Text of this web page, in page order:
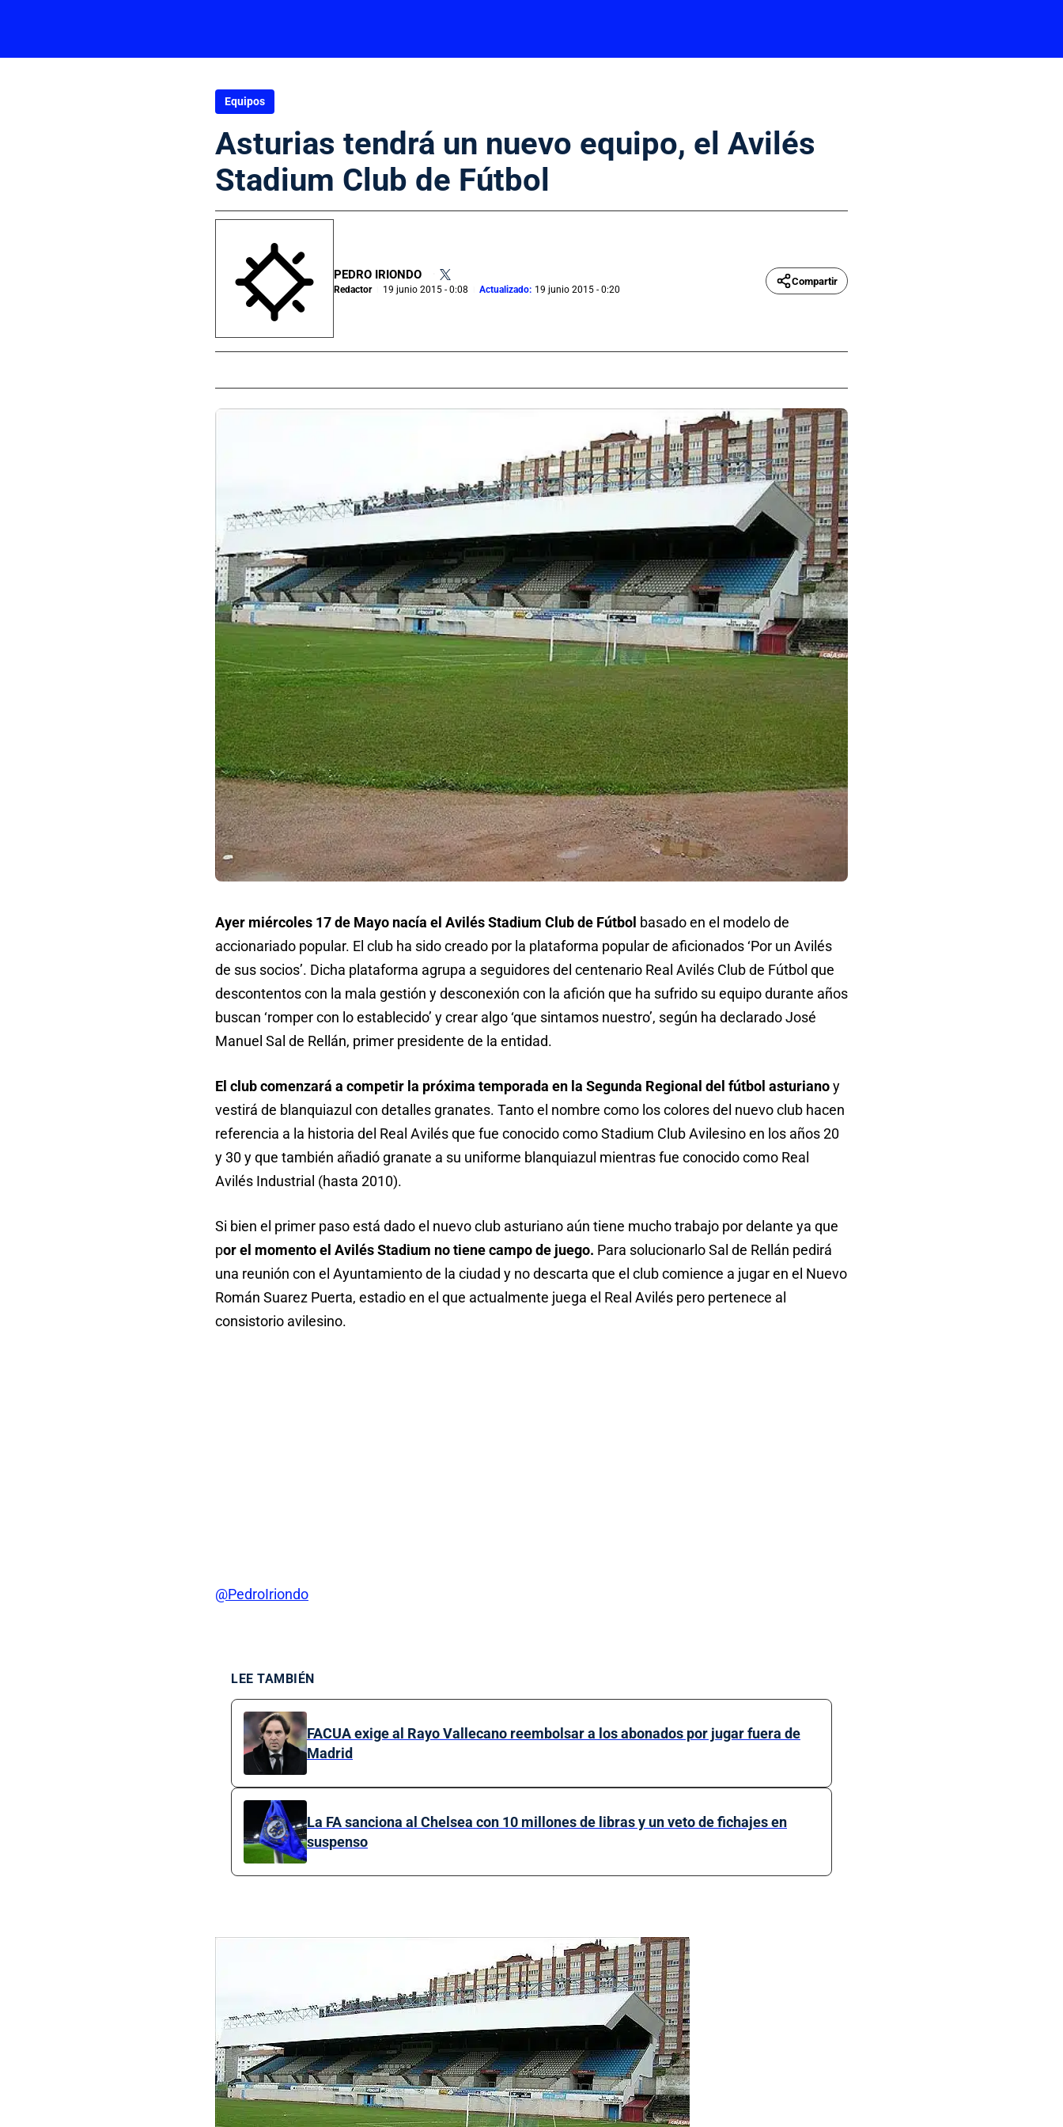
Equipos
Asturias tendrá un nuevo equipo, el Avilés
Stadium Club de Fútbol
PEDRO IRIONDO
Redactor 19 junio 2015 - 0:08 Actualizado: 19 junio 2015 - 0:20
Compartir
Ayer miércoles 17 de Mayo nacía el Avilés Stadium Club de Fútbol basado en el modelo de
accionariado popular. El club ha sido creado por la plataforma popular de aficionados ‘Por un Avilés
de sus socios’. Dicha plataforma agrupa a seguidores del centenario Real Avilés Club de Fútbol que
descontentos con la mala gestión y desconexión con la afición que ha sufrido su equipo durante años
buscan ‘romper con lo establecido’ y crear algo ‘que sintamos nuestro’, según ha declarado José
Manuel Sal de Rellán, primer presidente de la entidad.
El club comenzará a competir la próxima temporada en la Segunda Regional del fútbol asturianoy
vestirá de blanquiazul con detalles granates. Tanto el nombre como los colores del nuevo club hacen
referencia a la historia del Real Avilés que fue conocido como Stadium Club Avilesino en los años 20
y 30 y que también añadió granate a su uniforme blanquiazul mientras fue conocido como Real
Avilés Industrial (hasta 2010).
Si bien el primer paso está dado el nuevo club asturiano aún tiene mucho trabajo por delante ya que
por el momento el Avilés Stadium no tiene campo de juego. Para solucionarlo Sal de Rellán pedirá
una reunión con el Ayuntamiento de la ciudad y no descarta que el club comience a jugar en el Nuevo
Román Suarez Puerta, estadio en el que actualmente juega el Real Avilés pero pertenece al
consistorio avilesino.
@PedroIriondo
LEE TAMBIÉN
FACUA exige al Rayo Vallecano reembolsar a los abonados por jugar fuera de
Madrid
La FA sanciona al Chelsea con 10 millones de libras y un veto de fichajes en
suspenso